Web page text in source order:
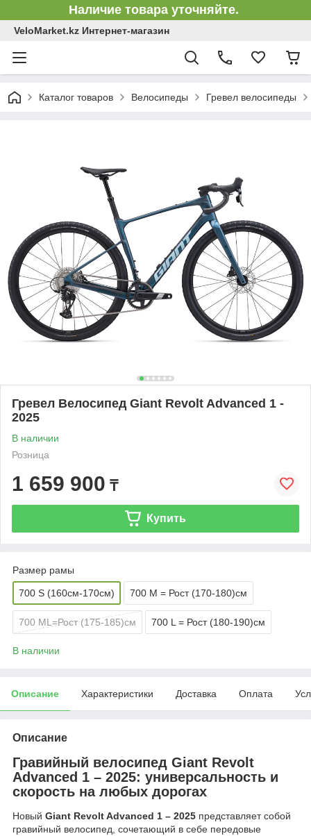
Наличие товара уточняйте.
VeloMarket.kz Интернет-магазин
Каталог товаров Велосипеды Гревел велосипеды
Гревел Велосипед Giant Revolt Advanced 1 -
2025
В наличии
Розница
1 659 900 ₸
Купить
Размер рамы
700 S (160см-170см) 700 M = Рост (170-180)см
700 ML=Рост (175-185)см 700 L = Рост (180-190)см
В наличии
Описание Характеристики Доставка Оплата
Описание
Гравийный велосипед Giant Revolt
Advanced 1 – 2025: универсальность и
скорость на любых дорогах
Новый Giant Revolt Advanced 1 – 2025 представляет собой
гравийный велосипед, сочетающий в себе передовые